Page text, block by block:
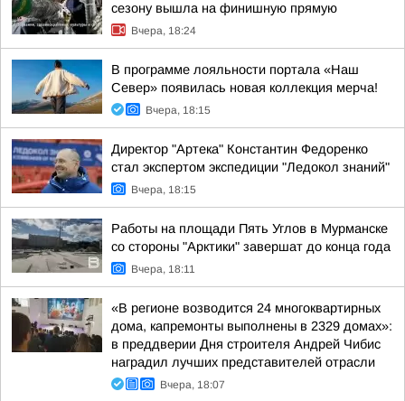
сезону вышла на финишную прямую
Вчера, 18:24
В программе лояльности портала «Наш
Север» появилась новая коллекция мерча!
Вчера, 18:15
Директор "Артека" Константин Федоренко
стал экспертом экспедиции "Ледокол знаний"
Вчера, 18:15
Работы на площади Пять Углов в Мурманске
со стороны "Арктики" завершат до конца года
Вчера, 18:11
«В регионе возводится 24 многоквартирных
дома, капремонты выполнены в 2329 домах»:
в преддверии Дня строителя Андрей Чибис
наградил лучших представителей отрасли
Вчера, 18:07